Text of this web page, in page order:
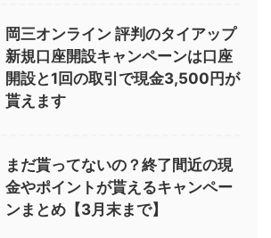
岡三オンライン 評判のタイアップ
新規口座開設キャンペーンは口座
開設と1回の取引で現金3,500円が
貰えます
まだ貰ってないの？終了間近の現
金やポイントが貰えるキャンペー
ンまとめ【3月末まで】